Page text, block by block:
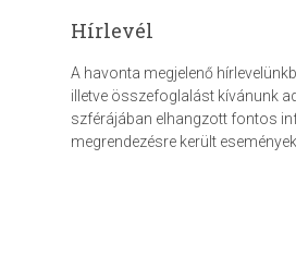
Hírlevél
A havonta megjelenő
illetve összefoglalást kívánunk
szférájában elhangzott fontos
megrendezésre került